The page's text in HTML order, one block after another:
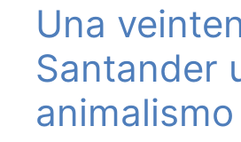
Una
Santander
animalismo